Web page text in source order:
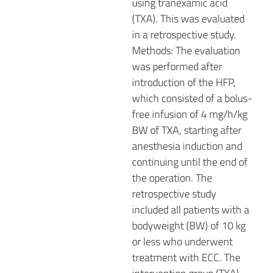
(TXA). This was evaluated
in a retrospective study.
Methods: The evaluation
was performed after
introduction of the HFP,
which consisted of a bolus-
free infusion of 4 mg/h/kg
BW of TXA, starting after
anesthesia induction and
continuing until the end of
the operation. The
retrospective study
included all patients with a
bodyweight (BW) of 10 kg
or less who underwent
treatment with ECC. The